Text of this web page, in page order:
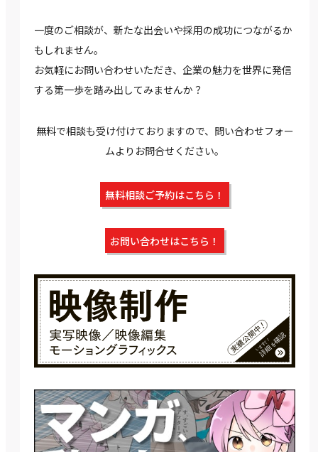
一度のご相談が、新たな出会いや採用の成功につながるか
もしれません。
お気軽にお問い合わせいただき、企業の魅力を世界に発信
する第一歩を踏み出してみませんか？
無料で相談も受け付けておりますので、問い合わせフォー
ムよりお問合せください。
無料相談ご予約はこちら！
お問い合わせはこちら！